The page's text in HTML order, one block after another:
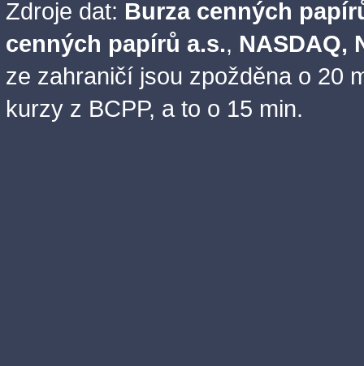
Zdroje dat: Burza cenných
cenných papírů a.s., NASDAQ,
ze zahraničí jsou zpožděna o 20
kurzy z BCPP, a to o 15 min.